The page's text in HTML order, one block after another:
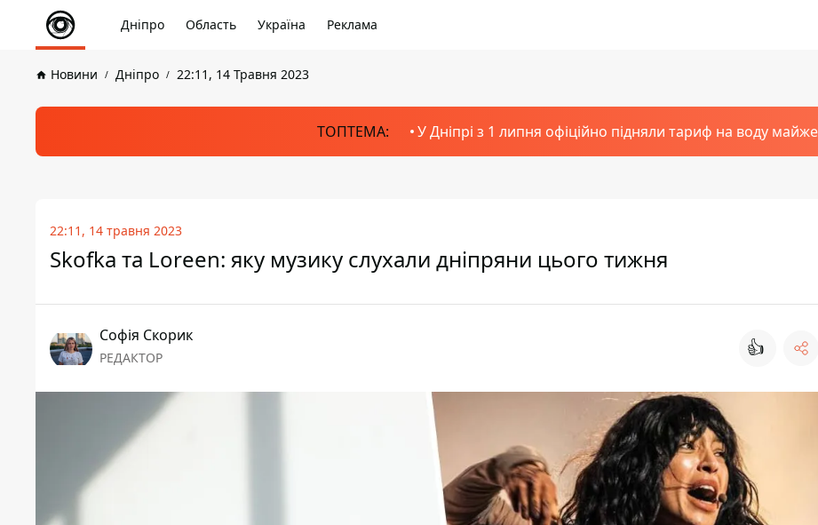
Дніпро Область Україна Реклама
Новини Дніпро 22:11, 14 Травня 2023
ТОПТЕМА: У Дніпрі з 1 липня офіційно підняли тариф на воду
22:11, 14 травня 2023
Skofka та Loreen: яку музику слухали дніпряни цього тижня
Софія Скорик
РЕДАКТОР 👍